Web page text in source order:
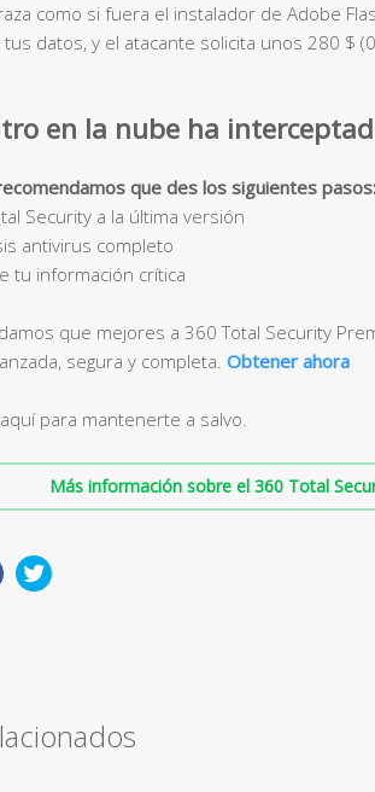
como si fuera el instalador de Adobe
datos, y el atacante solicita unos 280 $
en la nube ha
que des los siguientes
Security a la última versión
antivirus completo
tu información crítica
que mejores a 360 Total Security
segura y completa. Obtener ahora
para mantenerte a salvo.
Más información sobre el 360 Total